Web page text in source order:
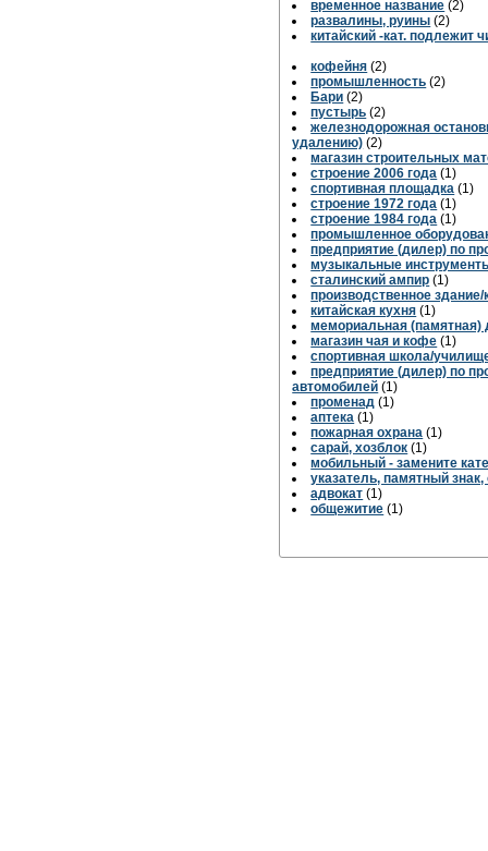
временное название (2)
развалины, руины (2)
китайский -кат. подлежит
кофейня (2)
промышленность (2)
Бари (2)
пустырь (2)
железнодорожная
удалению) (2)
магазин строительных
строение 2006 года (1)
спортивная площадка (1)
строение 1972 года (1)
строение 1984 года (1)
промышленное
предприятие (дилер) по
музыкальные
сталинский ампир (1)
производственное здание/
китайская кухня (1)
мемориальная (памятная)
магазин чая и кофе (1)
спортивная школа/
предприятие (дилер) по
автомобилей (1)
променад (1)
аптека (1)
пожарная охрана (1)
сарай, хозблок (1)
мобильный - замените
указатель, памятный знак,
адвокат (1)
общежитие (1)